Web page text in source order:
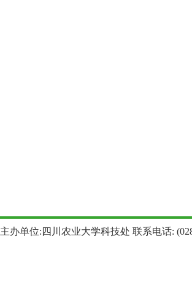
主办单位:四川农业大学科技处 联系电话: